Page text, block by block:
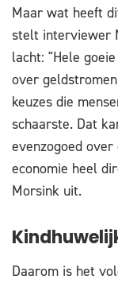
Maar wat heeft
stelt interviewer
lacht: "Hele
over
keuzes die
schaarste. Dat
evenzogoed
economie heel
Morsink uit.
Daarom is het